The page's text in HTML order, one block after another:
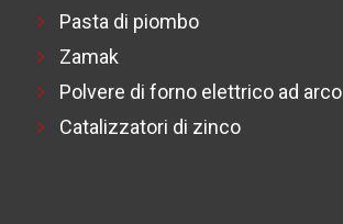
Pasta di piombo
Zamak
Polvere di forno elettrico ad arco
Catalizzatori di zinco